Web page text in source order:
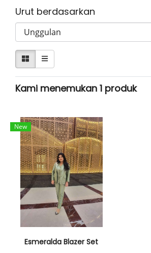
Urut berdasarkan
Kami menemukan 1 produk
New
Esmeralda Blazer Set